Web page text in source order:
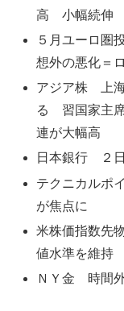
高 小幅続伸
５月ユーロ圏
想外の悪化＝
アジア株 上
る 習国家主
連が大幅高
日本銀行 ２
テクニカルポ
が焦点に
米株価指数先
値水準を維持
ＮＹ金 時間